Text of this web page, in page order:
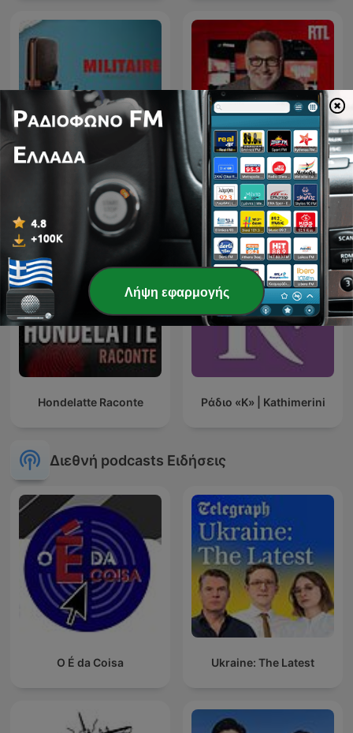
Militaire.gr Les Grosses Têtes
Hondelatte Raconte Ράδιο «Κ» | Kathimerini
Διεθνή podcasts Ειδήσεις
O É da Coisa Ukraine: The Latest
Λήψη εφαρμογής